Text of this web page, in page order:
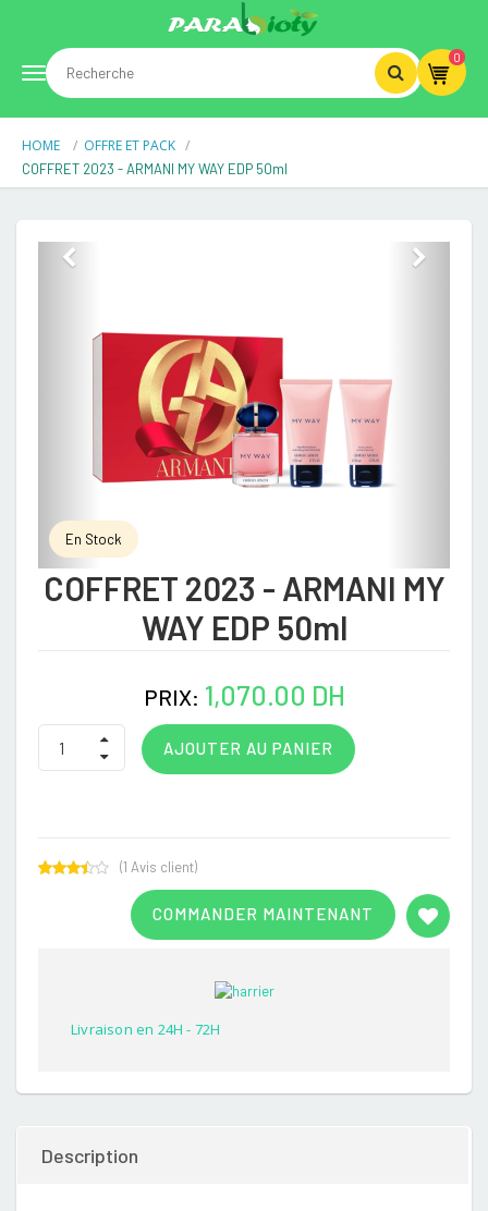
Toggle
navigation
0
HOME OFFRE ET PACK
COFFRET 2023 - ARMANI MY WAY EDP 50ml
En Stock
COFFRET 2023 - ARMANI MY
WAY EDP 50ml
PRIX: 1,070.00 DH
AJOUTER AU PANIER
COMMANDER MAINTENANT
(1 Avis client)
Livraison en 24H - 72H
Description